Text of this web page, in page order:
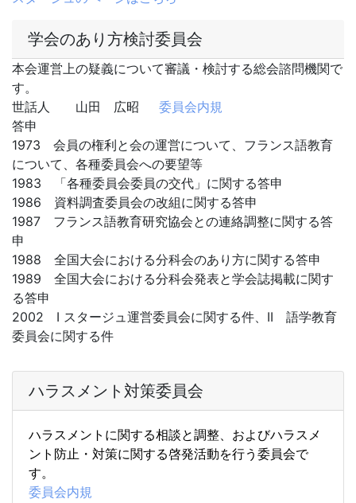
学会のあり方検討委員会
本会運営上の疑義について審議・検討する総会諮問機関で
す。
世話人 山田 広昭 委員会内規
答申
1973 会員の権利と会の運営について、フランス語教育
について、各種委員会への要望等
1983 「各種委員会委員の交代」に関する答申
1986 資料調査委員会の改組に関する答申
1987 フランス語教育研究協会との連絡調整に関する答
申
1988 全国大会における分科会のあり方に関する答申
1989 全国大会における分科会発表と学会誌掲載に関す
る答申
2002 I スタージュ運営委員会に関する件、II 語学教育
委員会に関する件
ハラスメント対策委員会
ハラスメントに関する相談と調整、およびハラスメ
ント防止・ 対策に関する啓発活動を行う委員会で
す。
委員会内規